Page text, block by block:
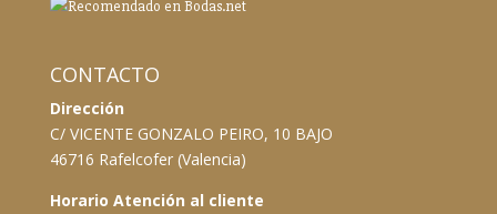
CONTACTO
Dirección
C/ VICENTE GONZALO PEIRO, 10 BAJO
46716 Rafelcofer (Valencia)
Horario Atención al cliente